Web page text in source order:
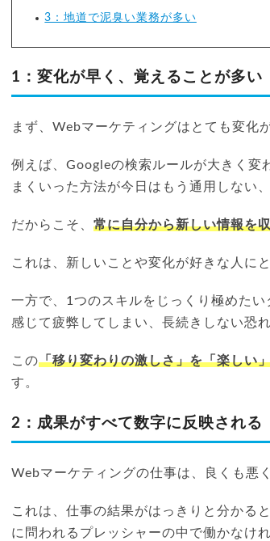
3：地道で泥臭い業務が多い
1：変化が早く、覚えることが多い
まず、Webマーケティングはとても変化
例えば、Googleの検索ルールが大きく変
まくいった方法が今日はもう通用しない
だからこそ、常に自分から新しい情報を
これは、新しいことや変化が好きな人に
一方で、1つのスキルをじっくり極めた
感じて疲弊してしまい、長続きしない恐
この「移り変わりの激しさ」を「楽しい
す。
2：成果がすべて数字に反映される
Webマーケティングの仕事は、良くも悪
これは、仕事の結果がはっきりと分かる
に問われるプレッシャーの中で働かなけ